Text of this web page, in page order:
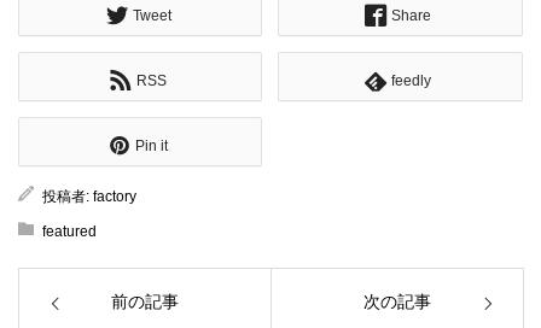
Tweet Share
RSS feedly
Pin it
投稿者: factory
featured
前の記事 次の記事